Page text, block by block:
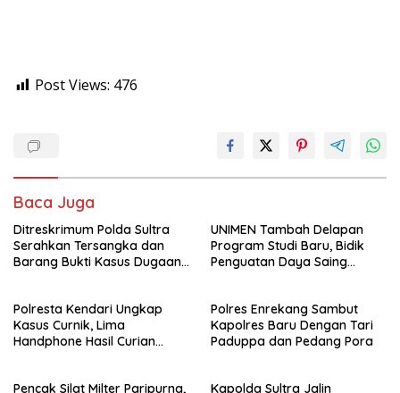
Post Views: 476
Baca Juga
Ditreskrimum Polda Sultra
Serahkan Tersangka dan
Barang Bukti Kasus Dugaan
Kejaksaan
UNIMEN Tambah Delapan
Program Studi Baru, Bidik
Penguatan Daya Saing
Polresta Kendari Ungkap
Kasus Curnik, Lima
Handphone Hasil Curian
Polres Enrekang Sambut
Kapolres Baru Dengan Tari
Paduppa dan Pedang Pora
Pencak Silat Milter Paripurna,
Kapolda Sultra Jalin